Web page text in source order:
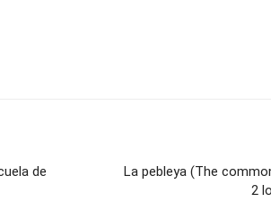
de
La pebleya (The
2